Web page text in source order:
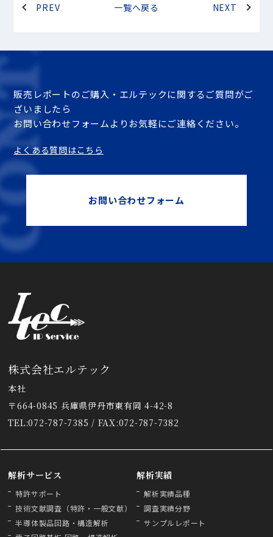
PREV 一覧へ戻る NEXT
販売レポートのご購入・エルテックに関するご質問がご
ざいましたら
お問い合わせフォームよりお気軽にご連絡ください。
よくある質問はこちら
お問い合わせフォーム
株式会社エルテック
本社
〒664-0845 兵庫県伊丹市東有岡 4-42-8
TEL:072-787-7385 / FAX:072-787-7382
解析サービス
特許サポート
技術文献調査（特許・一般文献）
半導体製品回路・構造解析
解析実績
解析実績品種
調査実績分野
サンプルレポート